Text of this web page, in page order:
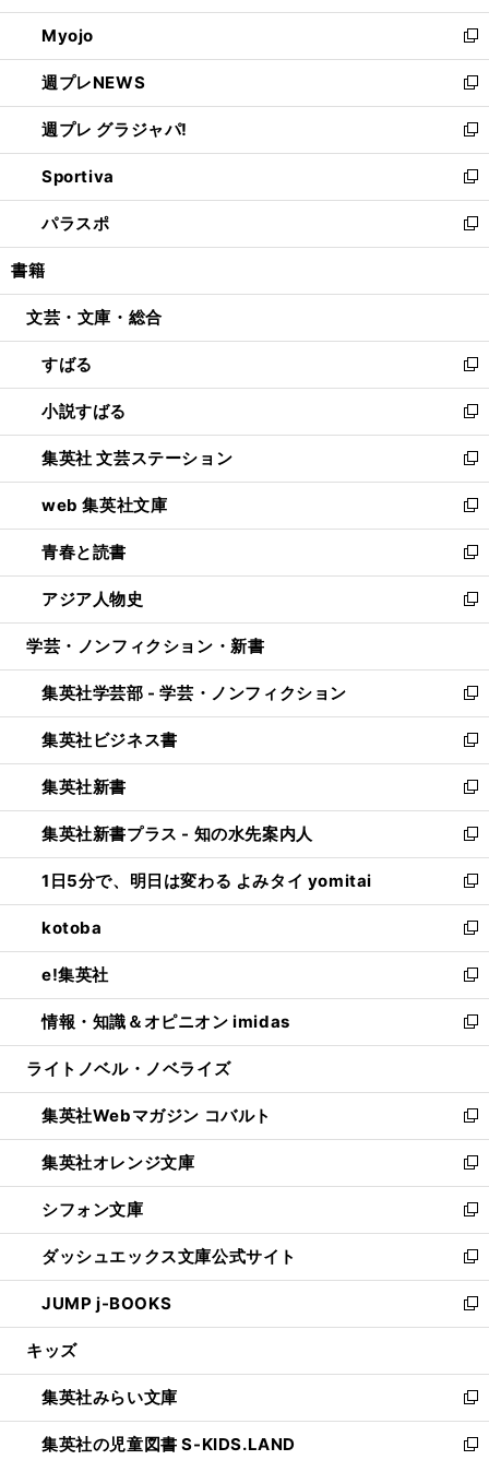
開
く
ウ
で
開
く
ン
ド
ウ
で
開
く
ウ
ィ
ン
ド
ウ
で
開
く
Myojo
新
し
い
ウ
ィ
ン
ド
ウ
で
開
週プレNEWS
新
し
い
ウ
ィ
ン
ド
ウ
開
週プレ グラジャパ!
新
し
い
ウ
ィ
ン
ウ
開
く
Sportiva
新
し
い
ウ
ン
ウ
で
開
く
パラスポ
新
し
ウ
ン
ド
ウ
で
開
く
書籍
文芸・文庫・総合
すばる
新
し
い
ウ
ィ
ン
ド
ウ
で
開
く
小説すばる
新
し
い
ウ
ィ
ン
ド
ウ
で
開
集英社 文芸ステーション
新
し
い
ウ
ィ
ン
ド
ウ
開
く
web 集英社文庫
新
し
い
ウ
ィ
ン
ウ
で
開
く
青春と読書
新
し
い
ウ
ン
ド
ウ
で
開
く
アジア人物史
新
し
ウ
ィ
ン
ド
ウ
で
開
く
学芸・ノンフィクション・新書
集英社学芸部 - 学芸・ノンフィクション
新
し
い
ウ
ィ
ン
ド
ウ
で
開
く
集英社ビジネス書
新
し
い
ウ
ィ
ン
ド
ウ
で
開
く
集英社新書
新
し
い
ウ
ィ
ン
ド
ウ
で
開
く
集英社新書プラス - 知の水先案内人
新
し
い
ウ
ィ
ン
ド
ウ
で
開
1日5分で、明日は変わる よみタイ yomitai
新
し
い
ウ
ィ
ン
ド
ウ
開
く
kotoba
新
し
い
ウ
ィ
ン
ウ
で
開
く
e!集英社
新
し
い
ウ
ン
ド
ウ
で
開
く
情報・知識＆オピニオン imidas
新
し
ウ
ィ
ン
ド
ウ
で
開
く
ライトノベル・ノベライズ
集英社Webマガジン コバルト
新
し
い
ウ
ィ
ン
ド
ウ
で
開
集英社オレンジ文庫
新
し
い
ウ
ィ
ン
ド
ウ
開
く
シフォン文庫
新
し
い
ウ
ィ
ン
ウ
で
開
く
ダッシュエックス文庫公式サイト
新
し
い
ウ
ン
ド
ウ
で
JUMP j-BOOKS
新
し
ウ
ィ
ン
ド
キッズ
集英社みらい文庫
新
し
い
集英社の児童図書 S-KIDS.LAND
新